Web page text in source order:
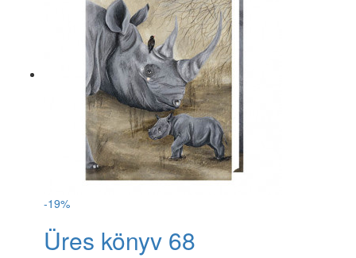
-19%
Üres könyv 68